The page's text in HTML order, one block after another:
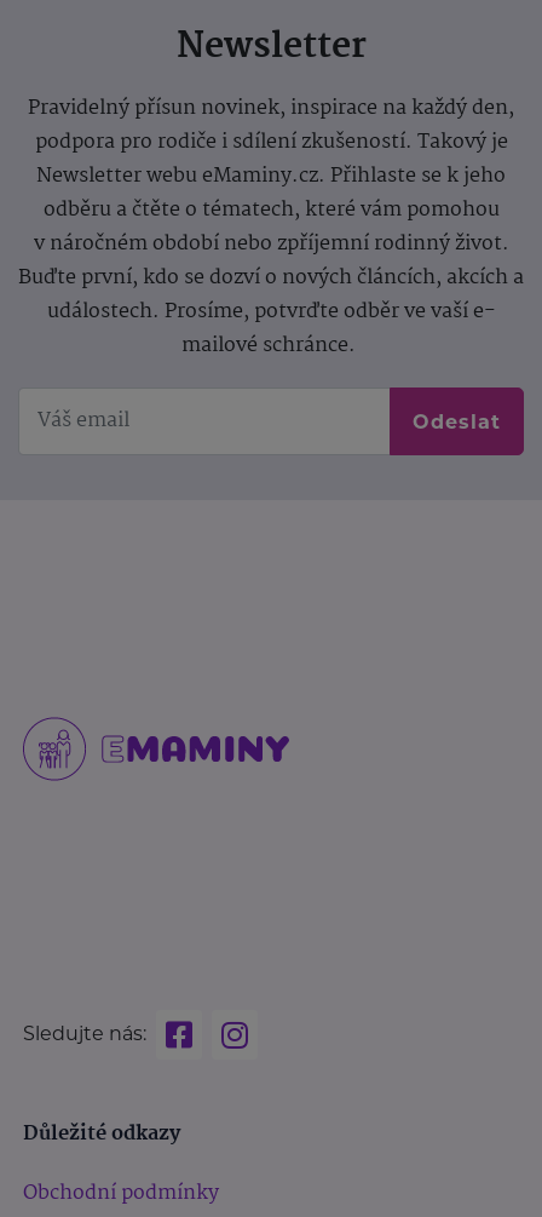
Newsletter
Pravidelný přísun novinek, inspirace na každý den,
podpora pro rodiče i sdílení zkušeností. Takový je
Newsletter webu eMaminy.cz. Přihlaste se k jeho
odběru a čtěte o tématech, které vám pomohou
v náročném období nebo zpříjemní rodinný život.
Buďte první, kdo se dozví o nových článcích, akcích a
událostech. Prosíme, potvrďte odběr ve vaší e-
mailové schránce.
Odeslat
Sledujte nás:
Důležité odkazy
Obchodní podmínky